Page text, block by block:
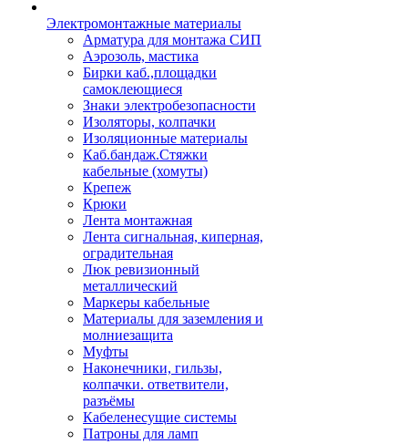
Электромонтажные материалы
Арматура для монтажа СИП
Аэрозоль, мастика
Бирки каб.,площадки
самоклеющиеся
Знаки электробезопасности
Изоляторы, колпачки
Изоляционные материалы
Каб.бандаж.Стяжки
кабельные (хомуты)
Крепеж
Крюки
Лента монтажная
Лента сигнальная, киперная,
оградительная
Люк ревизионный
металлический
Маркеры кабельные
Материалы для заземления и
молниезащита
Муфты
Наконечники, гильзы,
колпачки. ответвители,
разъёмы
Кабеленесущие системы
Патроны для ламп